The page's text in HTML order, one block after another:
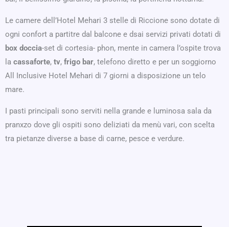
Le camere dell’Hotel Mehari 3 stelle di Riccione sono dotate di
ogni confort a partitre dal balcone e dsai servizi privati dotati di
box doccia-set di cortesia- phon, mente in camera l’ospite trova
la cassaforte, tv, frigo bar, telefono diretto e per un soggiorno
All Inclusive Hotel Mehari di 7 giorni a disposizione un telo
mare.
I pasti principali sono serviti nella grande e luminosa sala da
pranxzo dove gli ospiti sono deliziati da menù vari, con scelta
tra pietanze diverse a base di carne, pesce e verdure.